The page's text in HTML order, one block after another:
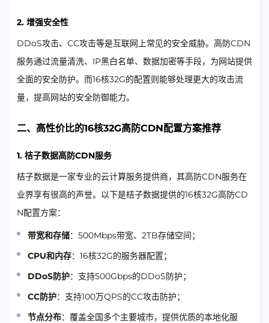
2. 增强安全性
DDoS攻击、CC攻击等是互联网上常见的安全威胁。高防CDN
服务通过流量清洗、IP黑白名单、数据加密等手段，为网站提供
全面的安全防护。而16核32G的配置则能够处理更大的攻击流
量，提高网站的安全防御能力。
二、高性价比的16核32G高防CDN配置方案推荐
1. 桔子数据高防CDN服务
桔子数据是一家专业的云计算服务提供商，其高防CDN服务在
业界享有很高的声誉。以下是桔子数据提供的16核32G高防CD
N配置方案：
带宽和存储：500Mbps带宽、2TB存储空间；
CPU和内存：16核32G的服务器配置；
DDoS防护：支持500Gbps的DDoS防护；
CC防护：支持100万QPS的CC攻击防护；
节点分布：覆盖全国多个主要城市，提供优质的本地化服